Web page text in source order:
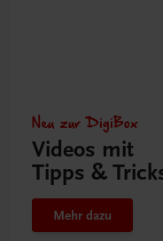
Neu zur DigiBox
Videos mit
Tipps &
Mehr dazu